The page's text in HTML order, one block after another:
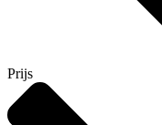
Prijs